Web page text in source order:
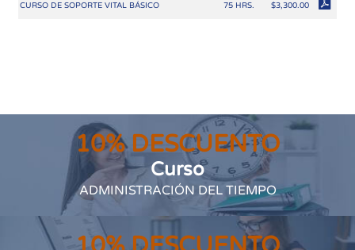
CURSO DE SOPORTE VITAL BÁSICO 75 HRS. $3,300.00
10% DESCUENTO
Curso
ADMINISTRACIÓN DEL TIEMPO